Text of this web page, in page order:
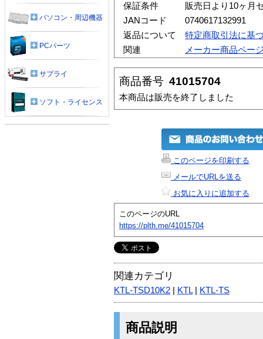
保証条件
販売日より10ヶ月
JANコード
0740617132991
返品について
特定商取引法に基
関連
メーカー商品ペー
商品番号 41015704
本商品は販売を終了しました
このページを印刷する
メールでURLを送る
お気に入りに追加する
このページのURL
https://plth.me/41015704
関連カテゴリ
KTL-TSD10K2 KTL| KTL-TS
商品説明
パソコン・周辺機器
PCパーツ
サプライ
ソフト・ライセンス